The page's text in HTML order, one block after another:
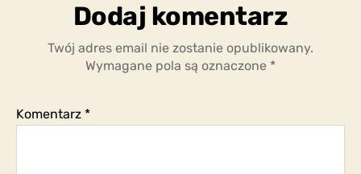
Dodaj komentarz
Twój adres email nie zostanie opublikowany.
Wymagane pola są oznaczone *
Komentarz *